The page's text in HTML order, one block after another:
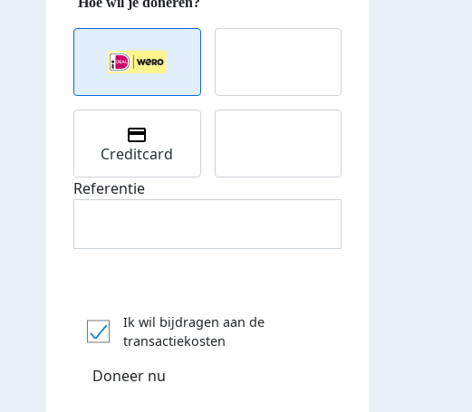
Creditcard
Referentie
Ik wil bijdragen aan de
transactiekosten
Doneer nu